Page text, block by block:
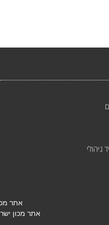
ניהולי
אתר
אתר מכון